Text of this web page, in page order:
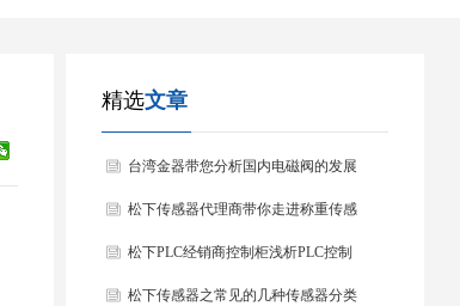
精选文章
台湾金器带您分析国内电磁阀的发展
情况
松下传感器代理商带你走进称重传感
器
松下PLC经销商控制柜浅析PLC控制
器的基本结构
松下传感器之常见的几种传感器分类